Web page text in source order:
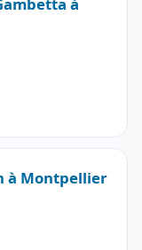
à Montpellier